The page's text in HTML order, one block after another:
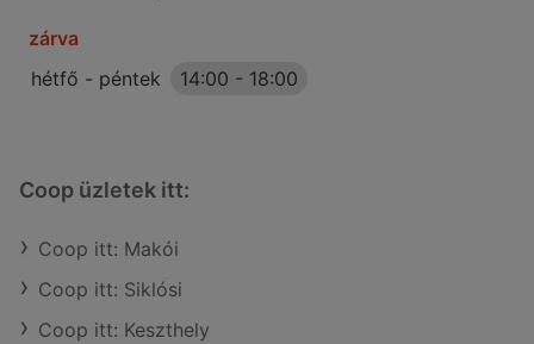
zárva
hétfő - péntek
14:00 - 18:00
Coop üzletek itt:
Coop itt: Makói
Coop itt: Siklósi
Coop itt: Keszthely